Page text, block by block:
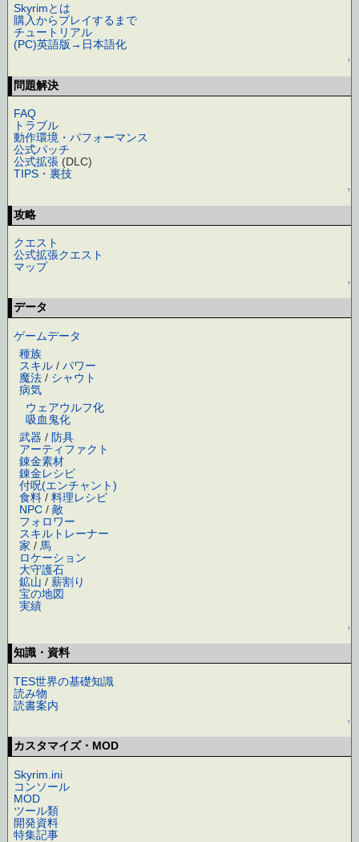
Skyrimとは
購入からプレイするまで
チュートリアル
(PC)英語版→日本語化
↑
問題解決
FAQ
トラブル
動作環境・パフォーマンス
公式パッチ
公式拡張 (DLC)
TIPS・裏技
↑
攻略
クエスト
公式拡張クエスト
マップ
↑
データ
ゲームデータ
種族
スキル /パワー
魔法 / シャウト
病気
ウェアウルフ化
吸血鬼化
武器 / 防具
アーティファクト
錬金素材
錬金レシピ
付呪(エンチャント)
食料 /料理レシピ
NPC /敵
フォロワー
スキルトレーナー
家 /馬
ロケーション
大守護石
鉱山 /薪割り
宝の地図
実績
↑
知識・資料
TES世界の基礎知識
読み物
読書案内
↑
カスタマイズ・MOD
Skyrim.ini
コンソール
MOD
ツール類
開発資料
特集記事